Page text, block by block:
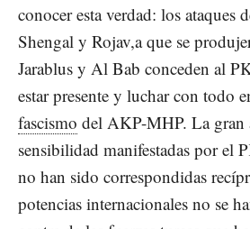
conocer esta verdad: los ataques
Shengal y Rojav,a que se
Jarablus y Al Bab conceden al
estar presente y luchar con todo
fascismo del AKP-MHP. La gran
sensibilidad manifestadas por el
no han sido correspondidas
potencias internacionales no se